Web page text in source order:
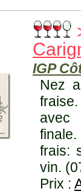
IGP
Nez
avec
frais:
vin.
Prix :